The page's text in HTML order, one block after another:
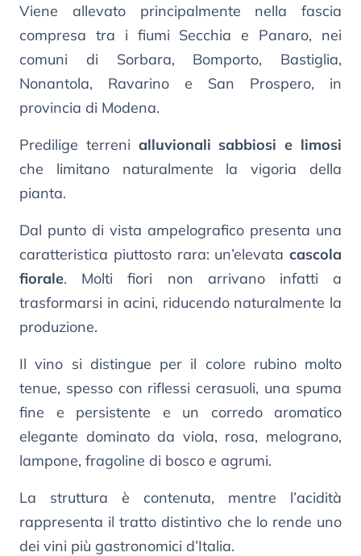
Viene allevato principalmente nella fascia
compresa tra i fiumi Secchia e Panaro, nei
comuni di Sorbara, Bomporto, Bastiglia,
Nonantola, Ravarino e San Prospero, in
provincia di Modena.
Predilige terreni alluvionali sabbiosi e limosi
che limitano naturalmente la vigoria della
pianta.
Dal punto di vista ampelografico presenta una
caratteristica piuttosto rara: un’elevata cascola
fiorale. Molti fiori non arrivano infatti a
trasformarsi in acini, riducendo naturalmente la
produzione.
Il vino si distingue per il colore rubino molto
tenue, spesso con riflessi cerasuoli, una spuma
fine e persistente e un corredo aromatico
elegante dominato da viola, rosa, melograno,
lampone, fragoline di bosco e agrumi.
La struttura è contenuta, mentre l’acidità
rappresenta il tratto distintivo che lo rende uno
dei vini più gastronomici d’Italia.